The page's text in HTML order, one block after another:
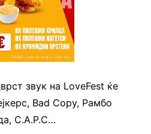
звук на LoveFest ќе
Bad Copy, Рамбо
С.А.Р.С…